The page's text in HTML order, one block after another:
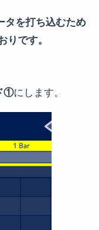
タを打ち込むため
りです。
①にします。